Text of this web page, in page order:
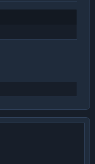
distintos reviews de
mirar aquellas con
Lenovo Legion
bastante la Rog
autonomía ofrecía
más elevado).
la Ally